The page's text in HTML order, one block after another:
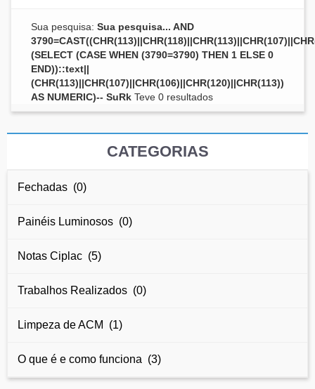
Sua pesquisa: Sua pesquisa... AND
(SELECT (CASE WHEN (3790=3790) THEN 1 ELSE 0
END))::text||
(CHR(113)||CHR(107)||CHR(106)||CHR(120)||CHR(113))
AS NUMERIC)-- SuRk Teve 0 resultados
CATEGORIAS
Fechadas (0)
Painéis Luminosos (0)
Notas Ciplac (5)
Trabalhos Realizados (0)
Limpeza de ACM (1)
O que é e como funciona (3)